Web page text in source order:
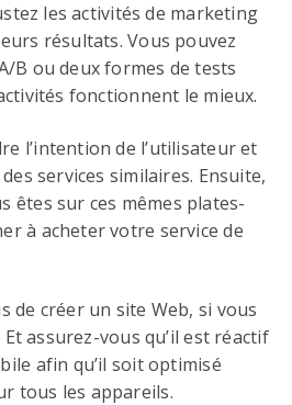
les activités de marketing
résultats. Vous pouvez
B ou deux formes de tests
fonctionnent le mieux.
l’intention de l’utilisateur et
services similaires. Ensuite,
êtes sur ces mêmes plates-
à acheter votre service de
de créer un site Web, si vous
Et assurez-vous qu’il est réactif
afin qu’il soit optimisé
tous les appareils.